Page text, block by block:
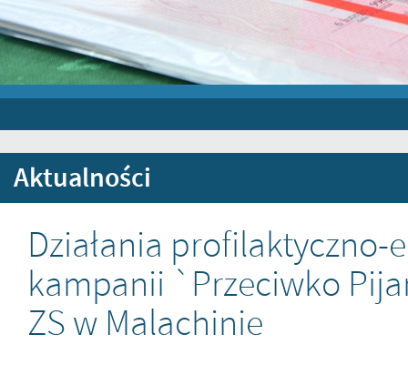
Aktualności
Działania
kampanii `Przeciwko
ZS w Malachinie